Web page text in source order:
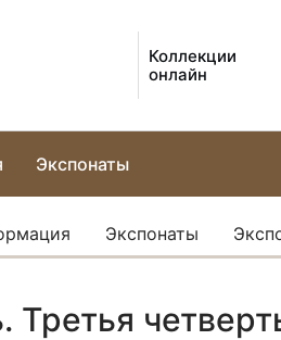
Коллекции
онлайн
Экспонаты
Экспонаты
Третья